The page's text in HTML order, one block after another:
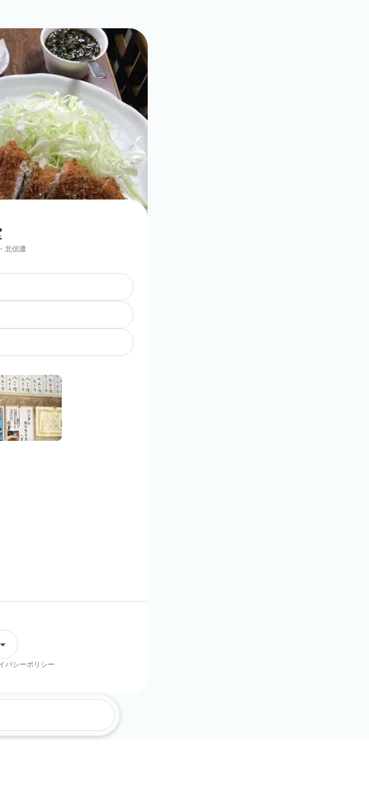
北信濃
バシーポリシー